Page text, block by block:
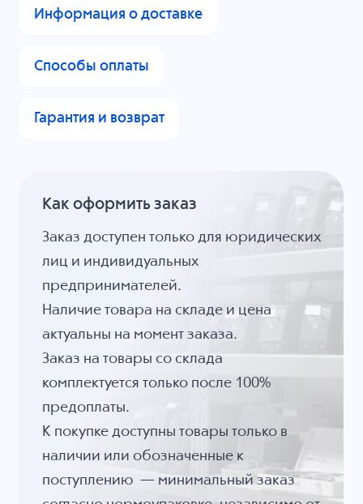
Информация о доставке
Способы оплаты
Гарантия и возврат
Как оформить заказ
Заказ доступен только для юридических
лиц и индивидуальных
предпринимателей.
Наличие товара на складе и цена
актуальны на момент заказа.
Заказ на товары со склада
комплектуется только после 100%
предоплаты.
К покупке доступны товары только в
наличии или обозначенные к
поступлению — минимальный заказ